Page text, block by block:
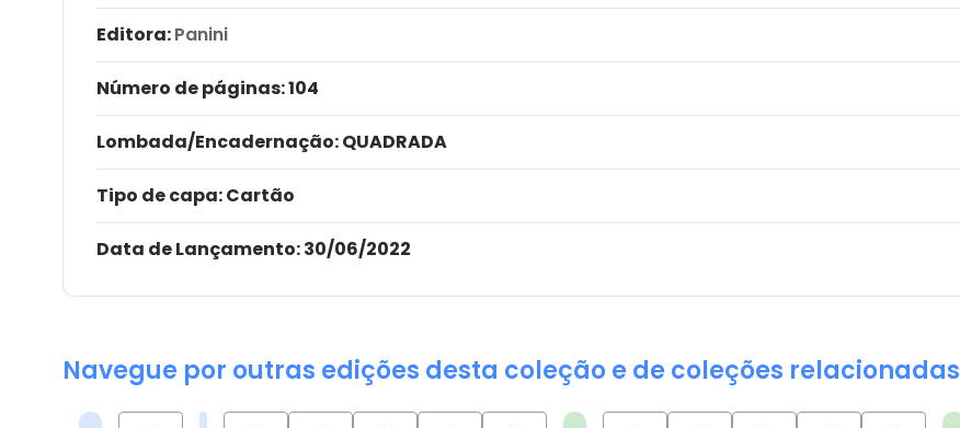
Editora:Panini
Número de páginas: 104
Lombada/Encadernação: QUADRADA
Tipo de capa:Cartão
Data de Lançamento:30/06/2022
Navegue por outras edições desta coleção e de coleções relacionadas